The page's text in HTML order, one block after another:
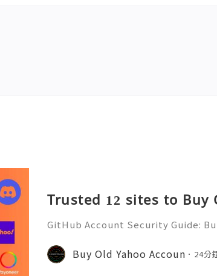
Trusted 12 sites to Buy
GitHub Account Security Guide:
d's leading platforms for
ration. Millions of develo
Buy Old Yahoo Accoun 24分